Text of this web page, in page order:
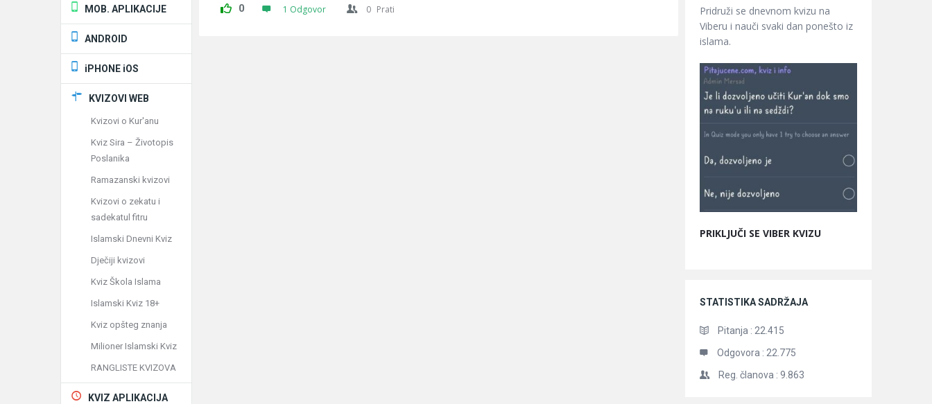
0 1 Odgovor 0 Prati
Pridruži se dnevnom kvizu na
Viberu i nauči svaki dan ponešto iz
islama.
PRIKLJUČI SE VIBER KVIZU
STATISTIKA SADRŽAJA
Pitanja : 22.415
Odgovora : 22.775
Reg. članova : 9.863
MOB. APLIKACIJE
ANDROID
iPHONE iOS
KVIZOVI WEB
Kvizovi o Kur'anu
Kviz Sira – Životopis
Poslanika
Ramazanski kvizovi
Kvizovi o zekatu i
sadekatul fitru
Islamski Dnevni Kviz
Dječiji kvizovi
Kviz Škola Islama
Islamski Kviz 18+
Kviz opšteg znanja
Milioner Islamski Kviz
RANGLISTE KVIZOVA
KVIZ APLIKACIJA